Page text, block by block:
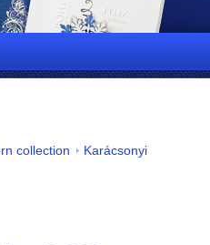
collection
Karácsonyi